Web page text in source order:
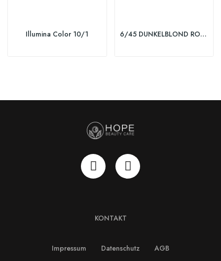
Illumina Color 10/1 6/45 DUNKELBLOND ROT-MAHAGONI
KONTAKT
Impressum Datenschutz AGB